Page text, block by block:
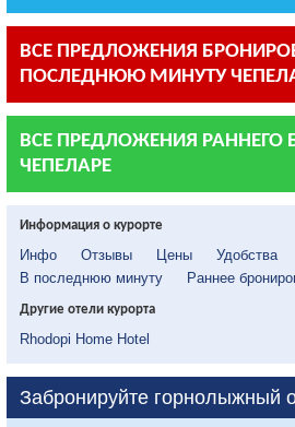
ВСЕ ПРЕДЛОЖЕНИЯ
ПОСЛЕДНЮЮ МИНУТУ
ВСЕ ПРЕДЛОЖЕНИЯ РАННЕГО
ЧЕПЕЛАРЕ
Информация о курорте
Инфо Отзывы Цены Удобства
В последнюю минуту
Раннее
Другие отели курорта
Rhodopi Home Hotel
Забронируйте горнолыжный